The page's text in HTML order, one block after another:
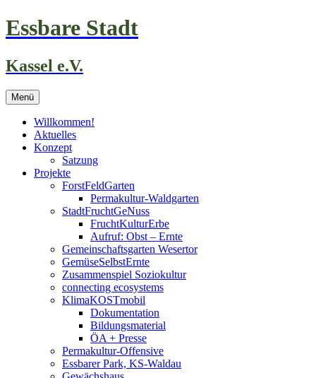
Zum
Inhalt
Essbare Stadt
Kassel e.V.
Menü
Willkommen!
Aktuelles
Konzept
Satzung
Projekte
ForstFeldGarten
Permakultur-Waldgarten
StadtFruchtGeNuss
FruchtKulturErbe
Aufruf: Obst – Ernte
Gemeinschaftsgarten Wesertor
GemüseSelbstErnte
Zusammenspiel Soziokultur
connecting ecosystems
KlimaKOSTmobil
Dokumentation
Bildungsmaterial
ÖA + Presse
Permakultur-Offensive
Essbarer Park, KS-Waldau